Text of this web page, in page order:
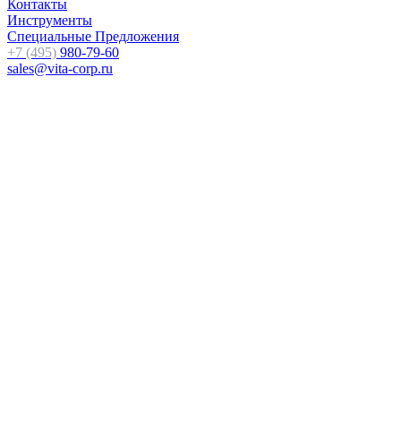
Контакты
Инструменты
Специальные Предложения
+7 (495) 980-79-60
sales@vita-corp.ru